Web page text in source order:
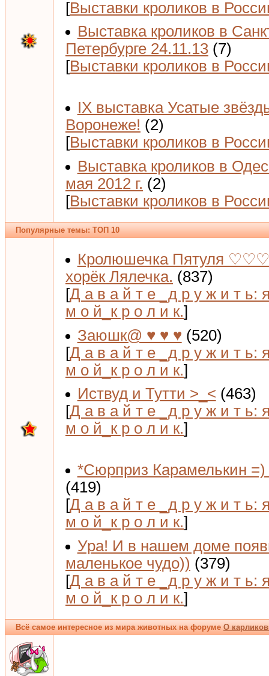
[Выставки кроликов в
Выставка кроликов в
Петербурге 24.11.13 (7)
[Выставки кроликов в
IX выставка Усатые
Воронеже! (2)
[Выставки кроликов в
Выставка кроликов в
мая 2012 г. (2)
[Выставки кроликов в
Популярные темы: ТОП 10
Кролюшечка Пятуля
хорёк Лялечка. (837)
[Д а в а й т е _д р у ж и т ь:
м о й_к р о л и к.]
Заюшк@ ♥ ♥ ♥ (520)
[Д а в а й т е _д р у ж и т ь:
м о й_к р о л и к.]
Иствуд и Тутти >_< (463)
[Д а в а й т е _д р у ж и т ь:
м о й_к р о л и к.]
*Сюрприз Карамелькин =)
(419)
[Д а в а й т е _д р у ж и т ь:
м о й_к р о л и к.]
Ура! И в нашем доме
маленькое чудо)) (379)
[Д а в а й т е _д р у ж и т ь:
м о й_к р о л и к.]
Всё самое интересное из мира животных на форумеО